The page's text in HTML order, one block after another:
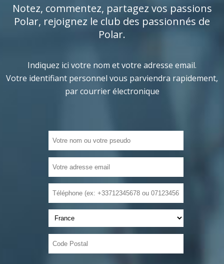
Notez, commentez, partagez vos passions
Polar, rejoignez le club des passionnés de
Polar.
Indiquez ici votre nom et votre adresse email.
Votre identifiant personnel vous parviendra rapidement,
par courrier électronique